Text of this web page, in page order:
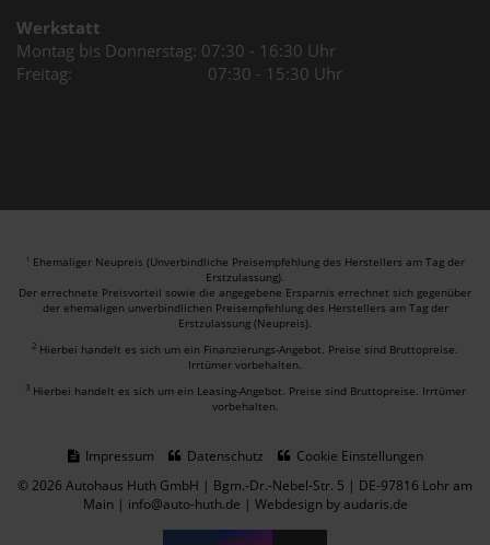
Werkstatt
Montag bis Donnerstag: 07:30 - 16:30 Uhr
Freitag: 07:30 - 15:30 Uhr
1 Ehemaliger Neupreis (Unverbindliche Preisempfehlung des Herstellers am Tag der
Erstzulassung).
Der errechnete Preisvorteil sowie die angegebene Ersparnis errechnet sich gegenüber
der ehemaligen unverbindlichen Preisempfehlung des Herstellers am Tag der
Erstzulassung (Neupreis).
2 Hierbei handelt es sich um ein Finanzierungs-Angebot. Preise sind Bruttopreise.
Irrtümer vorbehalten.
3 Hierbei handelt es sich um ein Leasing-Angebot. Preise sind Bruttopreise. Irrtümer
vorbehalten.
Impressum Datenschutz
Cookie Einstellungen
© 2026 Autohaus Huth GmbH | Bgm.-Dr.-Nebel-Str. 5 | DE-97816 Lohr am
Main | info@auto-huth.de | Webdesign by audaris.de